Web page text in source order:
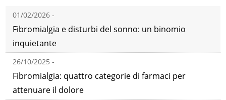
01/02/2026 -
Fibromialgia e disturbi del sonno: un binomio
inquietante
26/10/2025 -
Fibromialgia: quattro categorie di farmaci per
attenuare il dolore